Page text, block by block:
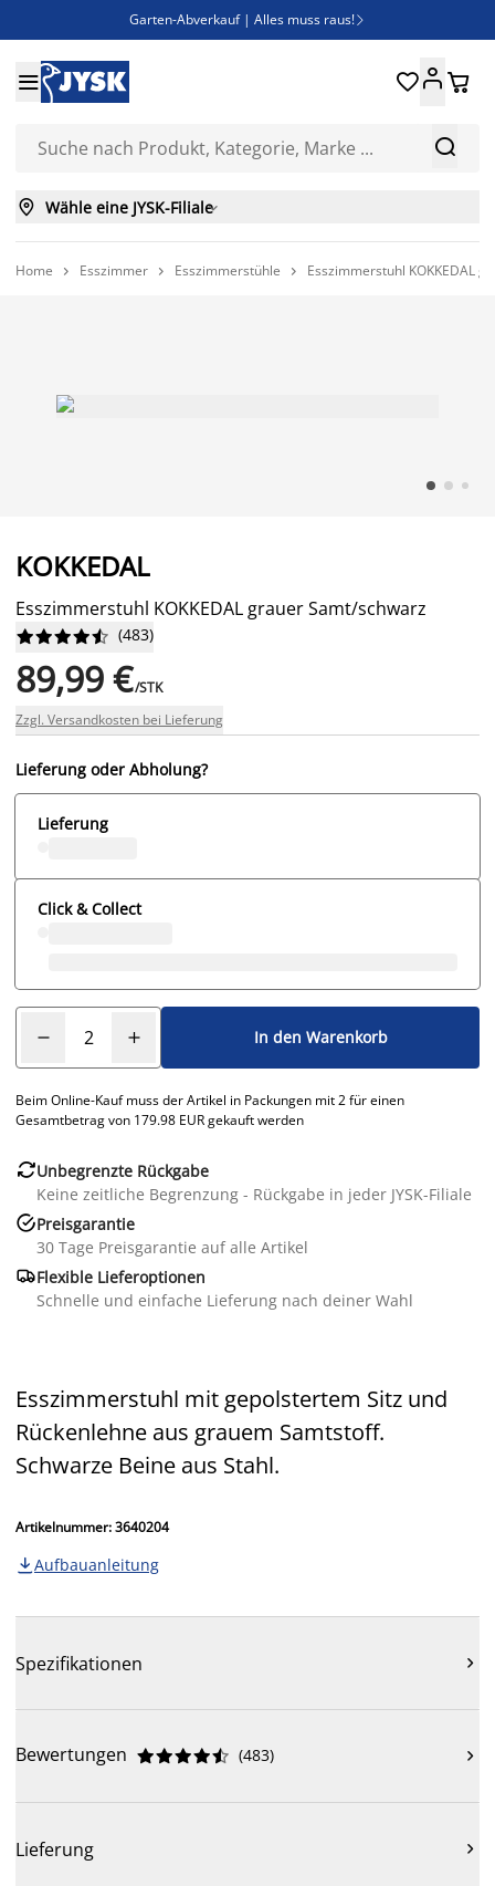
Garten-Abverkauf | Alles muss raus! 
Bist du Unternehmer? Entdecke JYSK-B2B
Esszimmerstuhl ADSLEV um nur 40€


 
 Wähle eine JYSK-Filiale
Home  Esszimmer  Esszimmerstühle  Esszimmerstuhl KOKKEDAL
KOKKEDAL
Esszimmerstuhl KOKKEDAL grauer Samt/schwarz





 (483)
89,99 €/STK
Zzgl. Versandkosten bei Lieferung
Lieferung oder Abholung?
Lieferung
Click & Collect
In den Warenkorb
Beim Online-Kauf muss der Artikel in Packungen mit 2 für einen
Gesamtbetrag von 179.98 EUR gekauft werden
Unbegrenzte Rückgabe
Keine zeitliche Begrenzung - Rückgabe in jeder JYSK-Filiale
Preisgarantie
30 Tage Preisgarantie auf alle Artikel
Flexible Lieferoptionen
Schnelle und einfache Lieferung nach deiner Wahl
Esszimmerstuhl mit gepolstertem Sitz und
Rückenlehne aus grauem Samtstoff.
Schwarze Beine aus Stahl.
Artikelnummer: 3640204
 Aufbauanleitung
Spezifikationen 
Bewertungen 




 (483) 
Lieferung 